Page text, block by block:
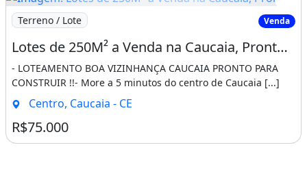
Imagem: Lotes de 250M² a Venda na Caucaia, Pronto
Terreno / Lote Venda
Lotes de 250M² a Venda na Caucaia, Pronto para Construir!
- LOTEAMENTO BOA VIZINHANÇA CAUCAIA PRONTO PARA
CONSTRUIR !!- More a 5 minutos do centro de Caucaia [...]
Centro, Caucaia - CE
R$75.000